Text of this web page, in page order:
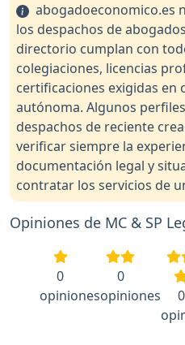
abogadoeconomico.es
los despachos de
directorio cumplan con
colegiaciones, licencias
certificaciones exigidas en
autónoma. Algunos
despachos de reciente
verificar siempre la
documentación legal y
contratar los servicios de
Opiniones de MC & SP
0
opiniones
0
opiniones
0